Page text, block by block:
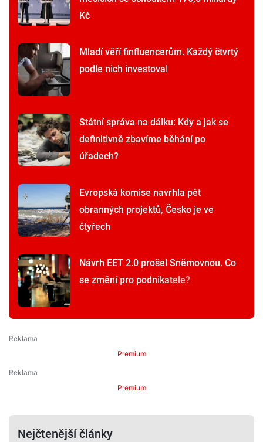
Kč
Mladí věří finfluencerům. Každý čtvrtý
podle nich investoval
Státní správa na dálku: Kdy a jak se
definitivně zbavíme běhání po
úřadech?
Evropská komise navrhla pět
obranných projektů, Česko je ve
čtyřech
Návrh EET 2.0 prošel Sněmovnou. Co
se změní pro podnikatele?
Premium
Premium
Nejčtenější články